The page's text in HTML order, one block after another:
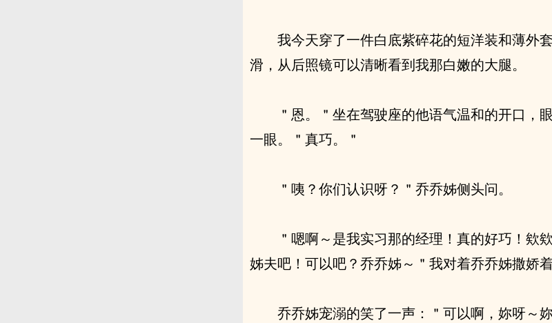
我今天穿了一件白底紫碎花的短洋装和薄外
滑，从后照镜可以清晰看到我那白嫩的大腿。
＂恩。＂坐在驾驶座的他语气温和的开口，
一眼。＂真巧。＂
＂咦？你们认识呀？＂乔乔姊侧头问。
＂嗯啊～是我实习那的经理！真的好巧！欸
姊夫吧！可以吧？乔乔姊～＂我对着乔乔姊撒娇
乔乔姊宠溺的笑了一声：＂可以啊，妳呀～